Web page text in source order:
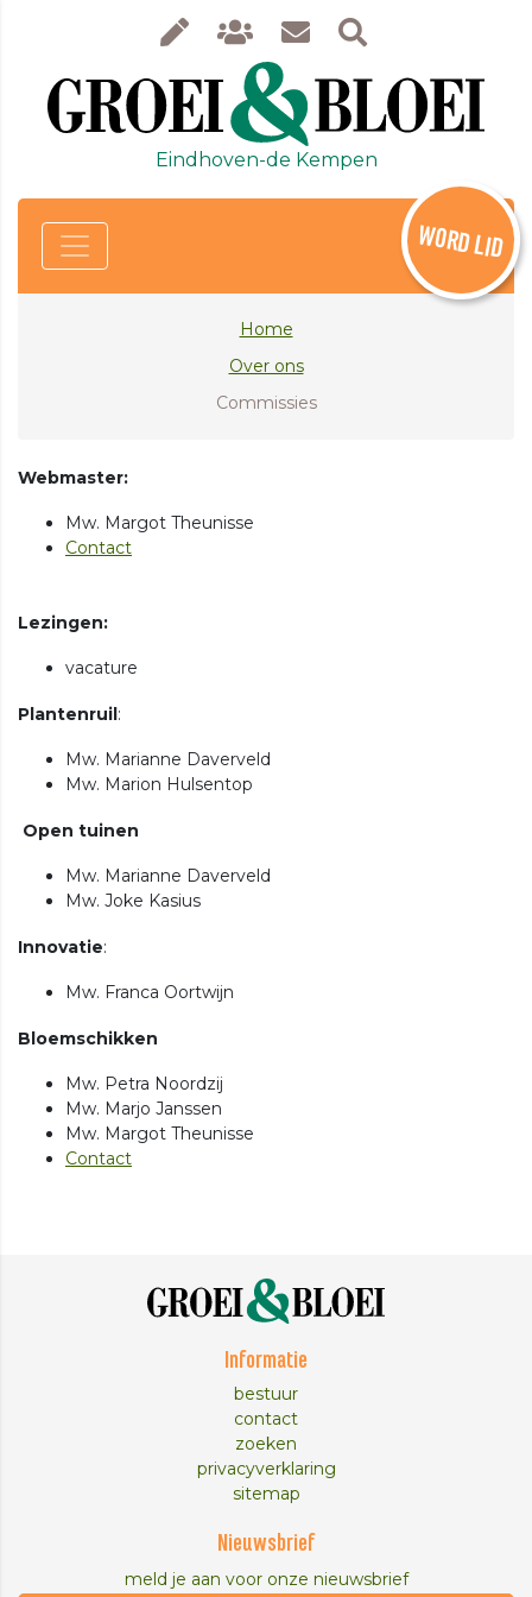
Eindhoven-de Kempen
WORD LID
Home
Over ons
Commissies
Webmaster:
Mw. Margot Theunisse
Contact
Lezingen:
vacature
Plantenruil:
Mw. Marianne Daverveld
Mw. Marion Hulsentop
Open tuinen
Mw. Marianne Daverveld
Mw. Joke Kasius
Innovatie:
Mw. Franca Oortwijn
Bloemschikken
Mw. Petra Noordzij
Mw. Marjo Janssen
Mw. Margot Theunisse
Contact
Informatie
bestuur
contact
zoeken
privacyverklaring
sitemap
Nieuwsbrief
meld je aan voor onze nieuwsbrief